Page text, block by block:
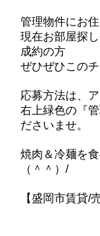
管理物件にお住
現在お部屋探
成約の方
ぜひぜひこの
応募方法は、
右上緑色の『
ださいませ。
焼肉＆冷麺を
（＾＾）/
【盛岡市賃貸/